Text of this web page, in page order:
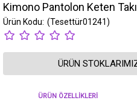
Kimono Pantolon Keten
(Tesettür01241)
ÜRÜN
ÜRÜN ÖZELLIKLERI